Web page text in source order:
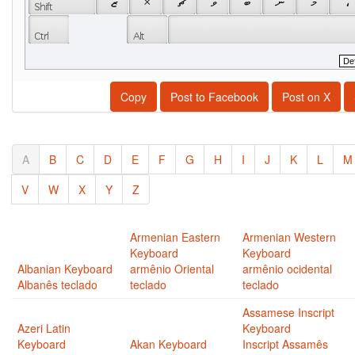
Copy Post to Facebook Post on X
A B C D E F G H I J K L
M
V
W X Y Z
Albanian Keyboard
Albanês teclado
Armenian Eastern
Keyboard
armênio Oriental
teclado
Armenian Western
Keyboard
armênio ocidental
teclado
Azeri Latin
Keyboard
Akan Keyboard
Assamese Inscript
Keyboard
Inscript Assamês